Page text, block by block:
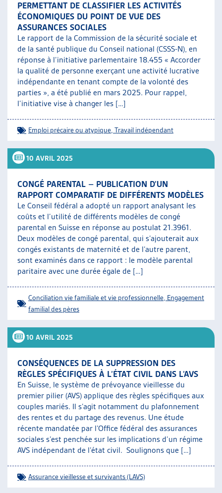
PERMETTANT DE CLASSIFIER LES ACTIVITÉS
ÉCONOMIQUES DU POINT DE VUE DES
ASSURANCES SOCIALES
Le rapport de la Commission de la sécurité sociale et
de la santé publique du Conseil national (CSSS-N), en
réponse à l’initiative parlementaire 18.455 « Accorder
la qualité de personne exerçant une activité lucrative
indépendante en tenant compte de la volonté des
parties », a été publié en mars 2025. Pour rappel,
l’initiative vise à changer les […]
Emploi précaire ou atypique Travail indépendant
10 AVRIL 2025
CONGÉ PARENTAL – PUBLICATION D’UN
RAPPORT COMPARATIF DE DIFFÉRENTS MODÈLES
Le Conseil fédéral a adopté un rapport analysant les
coûts et l’utilité de différents modèles de congé
parental en Suisse en réponse au postulat 21.3961.
Deux modèles de congé parental, qui s’ajouterait aux
congés existants de maternité et de l’autre parent,
sont examinés dans ce rapport : le modèle parental
paritaire avec une durée égale de […]
Conciliation vie familiale et vie professionnelle Engagement
familial des pères
10 AVRIL 2025
CONSÉQUENCES DE LA SUPPRESSION DES
RÈGLES SPÉCIFIQUES À L’ÉTAT CIVIL DANS L’AVS
En Suisse, le système de prévoyance vieillesse du
premier pilier (AVS) applique des règles spécifiques aux
couples mariés. Il s’agit notamment du plafonnement
des rentes et du partage des revenus. Une étude
récente mandatée par l’Office fédéral des assurances
sociales s’est penchée sur les implications d’un régime
AVS indépendant de l’état civil. ​ Soulignons que […]
Assurance vieillesse et survivants (LAVS)